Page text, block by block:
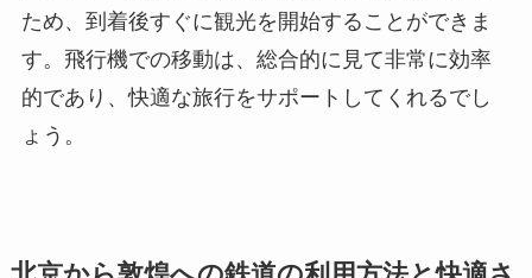
ため、到着後すぐに観光を開始することができま
す。飛行機での移動は、総合的に見て非常に効率
的であり、快適な旅行をサポートしてくれるでし
ょう。